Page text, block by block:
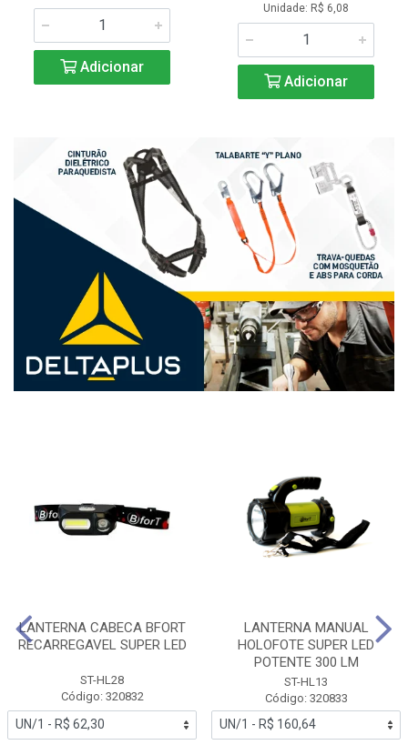
Adicionar
Unidade: R$ 6,08
Adicionar
LANTERNA CABECA BFORT
RECARREGAVEL SUPER LED
ST-HL28
Código: 320832
LANTERNA MANUAL
HOLOFOTE SUPER LED
POTENTE 300 LM
ST-HL13
Código: 320833